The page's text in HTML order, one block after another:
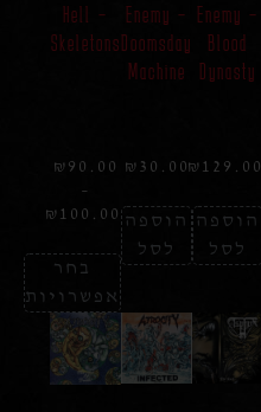
Enemy –
Blood
Dynasty
₪ 129.00
הוספה
לסל
Enemy –
Doomsday
Machine
₪ 30.00
הוספה
לסל
Hell –
Skeletons
₪ 90.00
–
₪ 100.00
בחר
אפשרויות